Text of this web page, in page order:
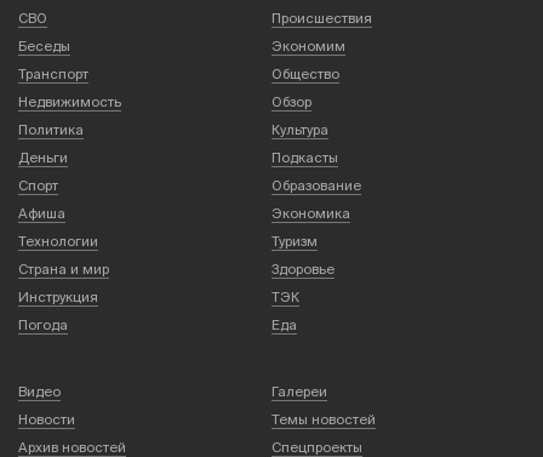
СВО
Происшествия
Беседы
Экономим
Транспорт
Общество
Недвижимость
Обзор
Политика
Культура
Деньги
Подкасты
Спорт
Образование
Афиша
Экономика
Технологии
Туризм
Страна и мир
Здоровье
Инструкция
ТЭК
Погода
Еда
Видео
Галереи
Новости
Темы новостей
Архив новостей
Спецпроекты